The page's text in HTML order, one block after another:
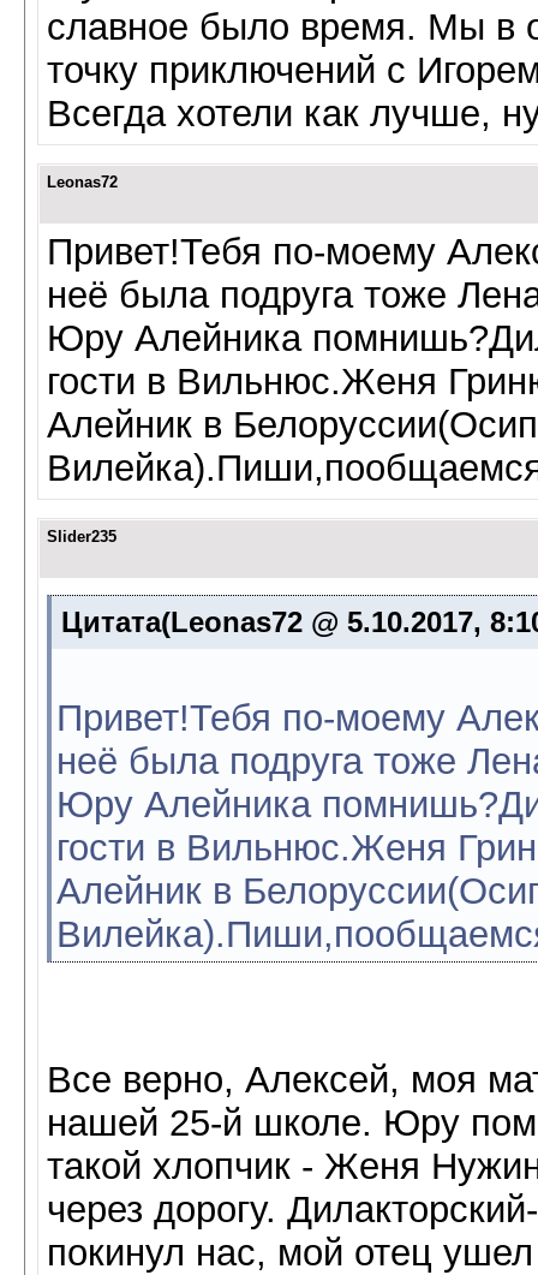
славное было время. Мы в
точку приключений с
Всегда хотели как лучше,
Leonas72
Привет!Тебя по-моему
неё была подруга тоже
Юру Алейника
гости в Вильнюс.Женя
Алейник в
Slider235
Цитата(Leonas72 @ 5.10.2017,
Привет!Тебя по-моему
неё была подруга тоже
Юру Алейника
гости в Вильнюс.Женя
Алейник в
Все верно, Алексей, моя
нашей 25-й школе. Юру
такой хлопчик - Женя
через дорогу.
покинул нас, мой отец